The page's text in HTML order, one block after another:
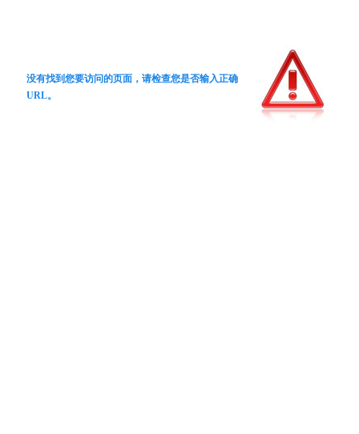
没有找到您要访问的页面，请检查您是否输入正确
URL。